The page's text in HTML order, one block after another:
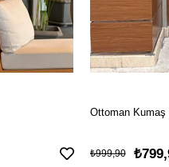
Ottoman Kumaş
₺999,90